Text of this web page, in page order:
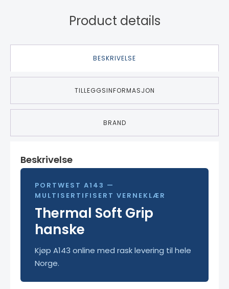
Product details
BESKRIVELSE
TILLEGGSINFORMASJON
BRAND
Beskrivelse
PORTWEST A143 —
MULTISERTIFISERT VERNEKLÆR
Thermal Soft Grip
hanske
Kjøp A143 online med rask levering til hele
Norge.